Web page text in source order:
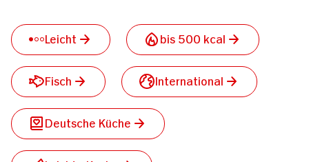
Leicht bis 500 kcal
Fisch International
Deutsche Küche